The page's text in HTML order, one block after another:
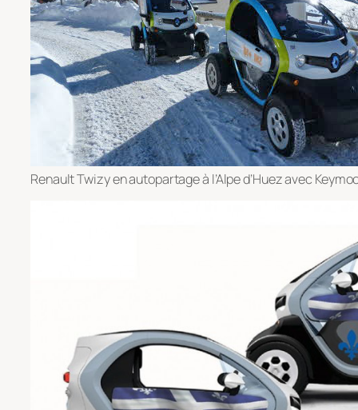
Renault Twizy en autopartage à l’Alpe d’Huez avec